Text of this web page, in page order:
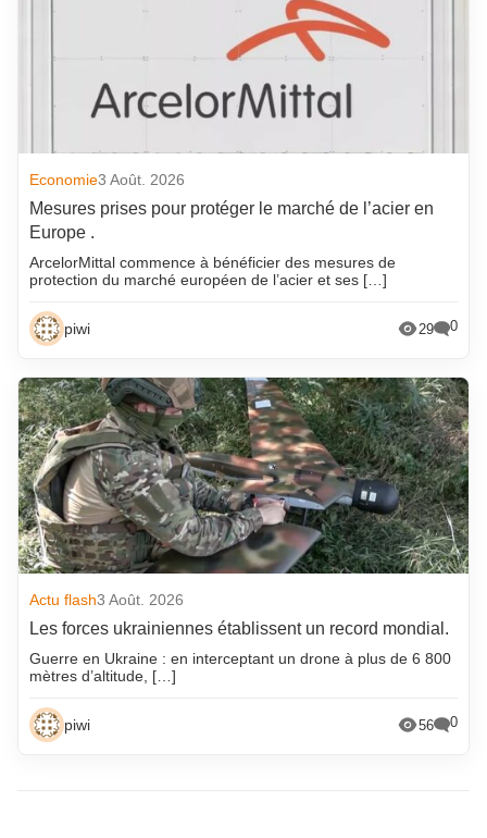
Economie3 Août. 2026
Mesures prises pour protéger le marché de l’acier en
Europe .
ArcelorMittal commence à bénéficier des mesures de
protection du marché européen de l’acier et ses […]
piwi 29 0
Actu flash3 Août. 2026
Les forces ukrainiennes établissent un record mondial.
Guerre en Ukraine : en interceptant un drone à plus de 6 800
mètres d’altitude, […]
piwi 56 0